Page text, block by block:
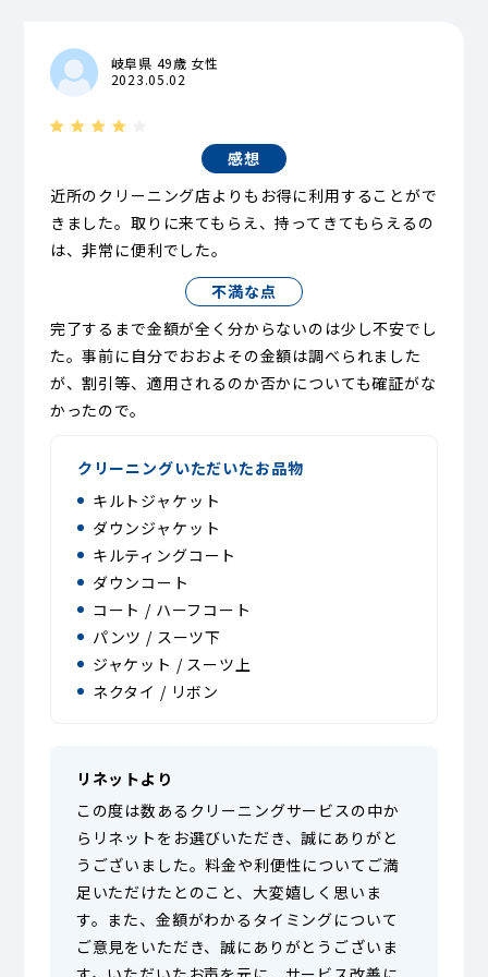
岐阜県 49歳 女性
2023.05.02
感想
近所のクリーニング店よりもお得に利用することがで
きました。取りに来てもらえ、持ってきてもらえるの
は、非常に便利でした。
不満な点
完了するまで金額が全く分からないのは少し不安でし
た。事前に自分でおおよその金額は調べられました
が、割引等、適用されるのか否かについても確証がな
かったので。
クリーニングいただいたお品物
キルトジャケット
ダウンジャケット
キルティングコート
ダウンコート
コート / ハーフコート
パンツ / スーツ下
ジャケット / スーツ上
ネクタイ / リボン
リネットより
この度は数あるクリーニングサービスの中か
らリネットをお選びいただき、誠にありがと
うございました。料金や利便性についてご満
足いただけたとのこと、大変嬉しく思いま
す。また、金額がわかるタイミングについて
ご意見をいただき、誠にありがとうございま